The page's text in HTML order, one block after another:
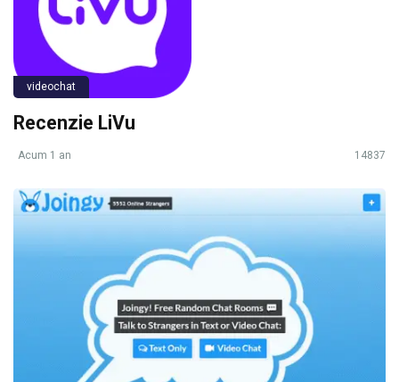
videochat
Recenzie LiVu
Acum 1 an 14837